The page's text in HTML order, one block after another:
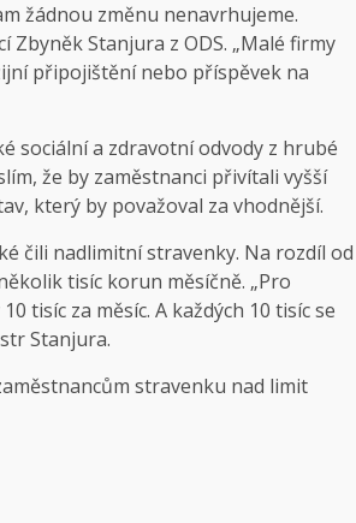
žádnou změnu nenavrhujeme.
Stanjura z ODS. „Malé firmy
připojištění nebo příspěvek na
sociální a zdravotní odvody z hrubé
že by zaměstnanci přivítali vyšší
který by považoval za vhodnější.
čili nadlimitní stravenky. Na rozdíl od
tisíc korun měsíčně. „Pro
tisíc za měsíc. A každých 10 tisíc se
Stanjura.
stravenku nad limit